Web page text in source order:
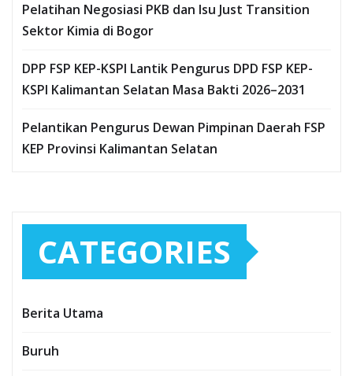
Pelatihan Negosiasi PKB dan Isu Just Transition
Sektor Kimia di Bogor
DPP FSP KEP-KSPI Lantik Pengurus DPD FSP KEP-
KSPI Kalimantan Selatan Masa Bakti 2026–2031
Pelantikan Pengurus Dewan Pimpinan Daerah FSP
KEP Provinsi Kalimantan Selatan
CATEGORIES
Berita Utama
Buruh